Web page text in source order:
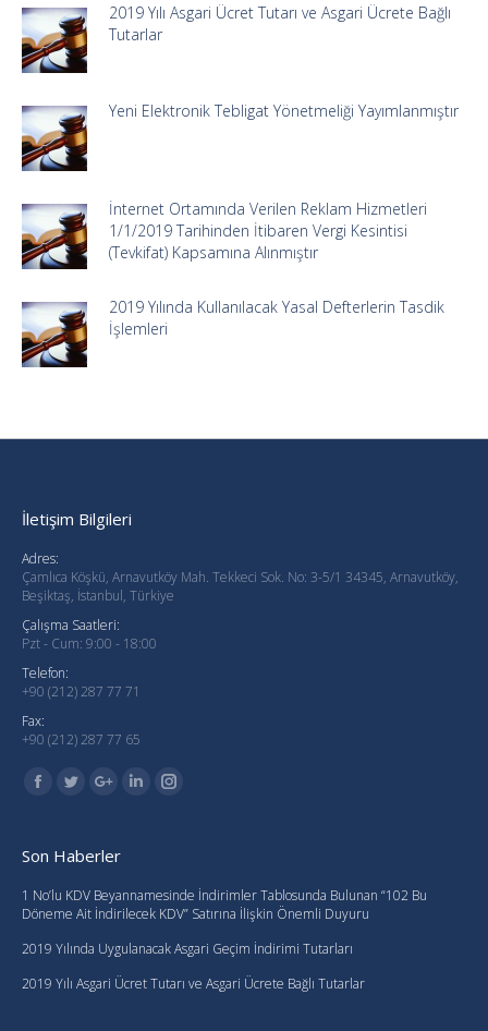
2019 Yılı Asgari Ücret Tutarı ve Asgari Ücrete Bağlı
Tutarlar
Yeni Elektronik Tebligat Yönetmeliği Yayımlanmıştır
İnternet Ortamında Verilen Reklam Hizmetleri
1/1/2019 Tarihinden İtibaren Vergi Kesintisi
(Tevkifat) Kapsamına Alınmıştır
2019 Yılında Kullanılacak Yasal Defterlerin Tasdik
İşlemleri
İletişim Bilgileri
Adres:
Çamlıca Köşkü, Arnavutköy Mah. Tekkeci Sok. No: 3-5/1 34345, Arnavutköy,
Beşiktaş, İstanbul, Türkiye
Çalışma Saatleri:
Pzt - Cum: 9:00 - 18:00
Telefon:
+90 (212) 287 77 71
Fax:
+90 (212) 287 77 65
Find us on:
FacebookTwitterGoogle+LinkedinInstagram
Son Haberler
1 No’lu KDV Beyannamesinde İndirimler Tablosunda Bulunan “102 Bu
Döneme Ait İndirilecek KDV” Satırına İlişkin Önemli Duyuru
2019 Yılında Uygulanacak Asgari Geçim İndirimi Tutarları
2019 Yılı Asgari Ücret Tutarı ve Asgari Ücrete Bağlı Tutarlar